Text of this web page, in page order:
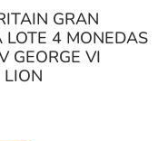
GRAN
LOTE 4 MONEDAS
GEORGE VI
LION